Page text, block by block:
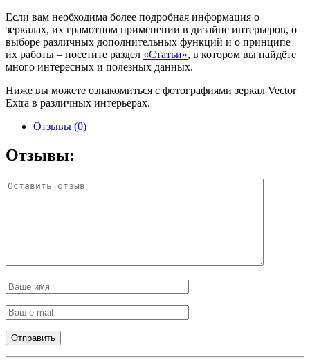
Если вам необходима более подробная информация о
зеркалах, их грамотном применении в дизайне интерьеров, о
выборе различных дополнительных функций и о принципе
их работы – посетите раздел «Статьи», в котором вы найдёте
много интересных и полезных данных.
Ниже вы можете ознакомиться с фотографиями зеркал Vector
Extra в различных интерьерах.
Отзывы (0)
Отзывы: